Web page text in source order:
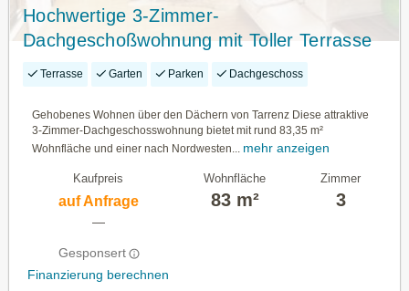
Hochwertige 3-Zimmer-
Dachgeschoßwohnung mit Toller Terrasse
Terrasse Garten Parken Dachgeschoss
Gehobenes Wohnen über den Dächern von Tarrenz Diese attraktive
3-Zimmer-Dachgeschosswohnung bietet mit rund 83,35 m²
Wohnfläche und einer nach Nordwesten... mehr anzeigen
Kaufpreis
auf Anfrage
—
Gesponsert
Finanzierung berechnen
Wohnfläche
83 m²
Zimmer
3